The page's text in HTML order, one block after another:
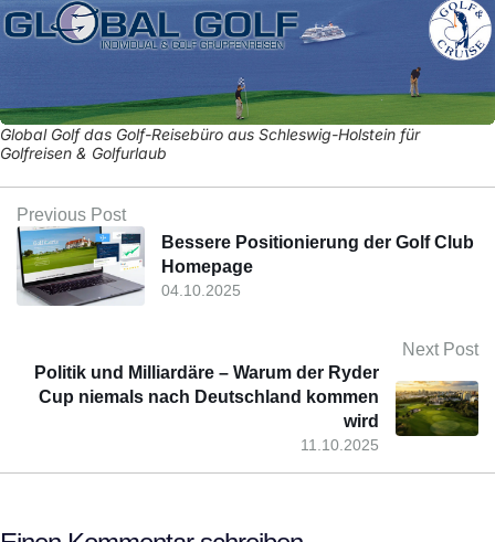
Global Golf das Golf-Reisebüro aus Schleswig-Holstein für
Golfreisen & Golfurlaub
Previous Post
04.10.2025
Bessere Positionierung der Golf Club
Homepage
Next Post
11.10.2025
Politik und Milliardäre – Warum der Ryder
Cup niemals nach Deutschland kommen
wird